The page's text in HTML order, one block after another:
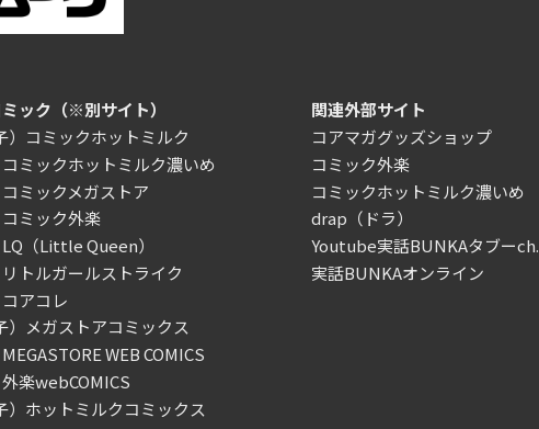
ック（※別サイト）
）コミックホットミルク
コミックホットミルク濃いめ
コミックメガストア
コミック外楽
LQ（Little Queen）
リトルガールストライク
コアコレ
）メガストアコミックス
MEGASTORE WEB COMICS
外楽webCOMICS
）ホットミルクコミックス
関連外部サイト
コアマガグッズショップ
コミック外楽
コミックホットミルク濃いめ
drap（ドラ）
Youtube実話BUNKAタブーch.
実話BUNKAオンライン